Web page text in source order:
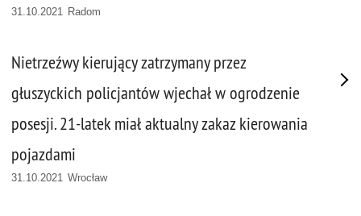
31.10.2021 Radom
Nietrzeźwy kierujący zatrzymany przez
głuszyckich policjantów wjechał w ogrodzenie
posesji. 21-latek miał aktualny zakaz kierowania
pojazdami
31.10.2021 Wrocław